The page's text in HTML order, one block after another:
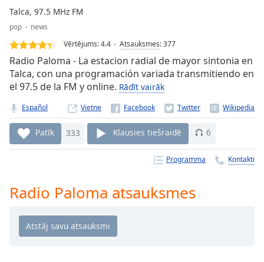
Loaded :
0.00%
Stream
Type LIVE
Seek to
live,
currently
live
LIVE
Remaining
Time-
Rate
Chapters
Chapters
Talca, 97.5 MHz FM
pop
news
Vērtējums:4.4 Atsauksmes:377
Radio Paloma - La estacion radial de mayor sintonia en
Talca, con una programación variada transmitiendo en
el 97.5 de la FM y online. Rādīt vairāk
Español Vietne
Patīk 333 Klausies tiešraidē 6
Programma Kontakti
Radio Paloma atsauksmes